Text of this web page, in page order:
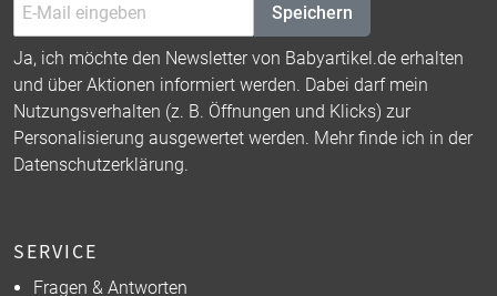
Speichern
Ja, ich möchte den Newsletter von Babyartikel.de erhalten
und über Aktionen informiert werden. Dabei darf mein
Nutzungsverhalten (z. B. Öffnungen und Klicks) zur
Personalisierung ausgewertet werden. Mehr finde ich in der
Datenschutzerklärung.
SERVICE
Fragen & Antworten